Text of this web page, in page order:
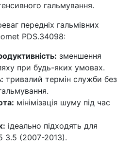
гальмування.
передніх гальмівних
PDS.34098:
зменшення
при будь-яких умовах.
тривалий термін служби без
мінімізація шуму під час
ідеально підходять для
3.5 (2007-2013).